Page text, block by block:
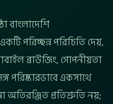
বাংলাদেশি
পরিচ্ছন্ন পরিচিতি দেয়,
ব্রাউজিং, গোপনীয়তা
পরিষ্কারভাবে একসাথে
প্রতিশ্রুতি নয়;